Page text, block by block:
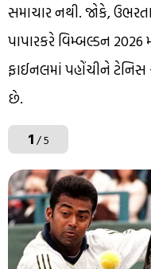
સમાચાર નથી. જોકે,
પાપારકરે વિમ્બલ્ડન
ફાઈનલમાં પહોંચીને
છે.
1/ 5